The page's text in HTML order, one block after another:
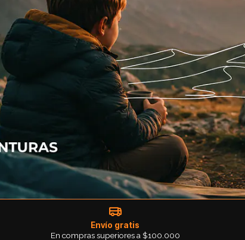
Envío gratis
En compras superiores a $100.000